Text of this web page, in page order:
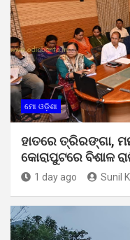
ମୋ ଓଡ଼ିଶା
ହାତରେ ତ୍ରିରଙ୍ଗା,
କୋରାପୁଟରେ ବିଶାଳ
1 day ago Sunil